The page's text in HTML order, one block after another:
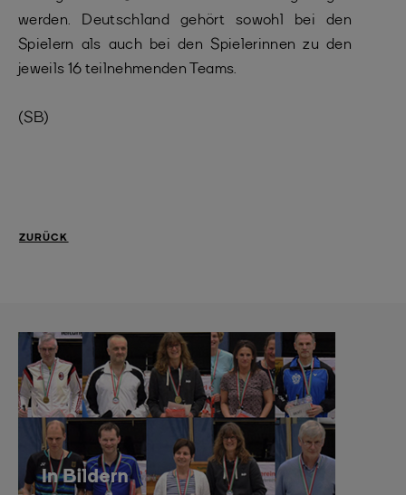
werden. Deutschland gehört sowohl bei den
Spielern als auch bei den Spielerinnen zu den
jeweils 16 teilnehmenden Teams.
(SB)
ZURÜCK